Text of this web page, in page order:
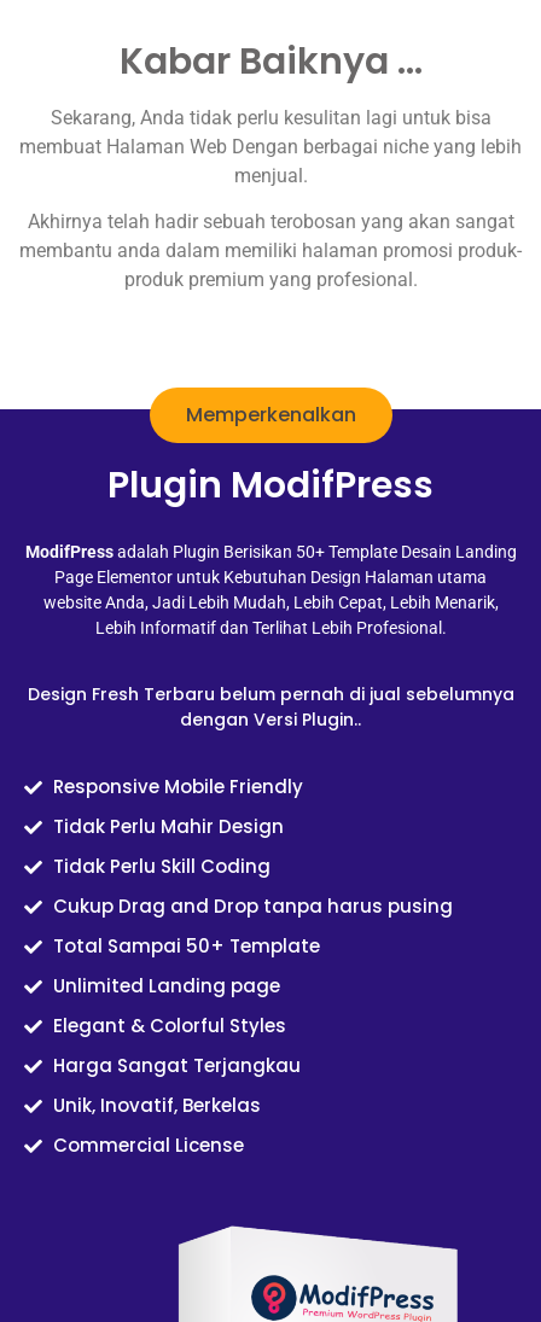
Kabar Baiknya ...
Sekarang, Anda tidak perlu kesulitan lagi untuk bisa
membuat Halaman Web Dengan berbagai niche yang lebih
menjual.
Akhirnya telah hadir sebuah terobosan yang akan sangat
membantu anda dalam memiliki halaman promosi produk-
produk premium yang profesional.
Memperkenalkan
Plugin ModifPress
ModifPressadalah Plugin Berisikan 50+ Template Desain Landing
Page Elementor untuk Kebutuhan Design Halaman utama
website Anda, Jadi Lebih Mudah, Lebih Cepat, Lebih Menarik,
Lebih Informatif dan Terlihat Lebih Profesional.
Design Fresh Terbaru belum pernah di jual sebelumnya
dengan Versi Plugin..
Responsive Mobile Friendly
Tidak Perlu Mahir Design
Tidak Perlu Skill Coding
Cukup Drag and Drop tanpa harus pusing
Total Sampai 50+ Template
Unlimited Landing page
Elegant & Colorful Styles
Harga Sangat Terjangkau
Unik, Inovatif, Berkelas
Commercial License